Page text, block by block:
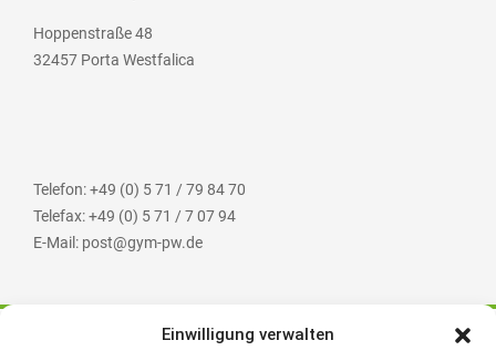
Einwilligung verwalten
Hoppenstraße 48
32457 Porta Westfalica
Telefon: +49 (0) 5 71 / 79 84 70
Telefax: +49 (0) 5 71 / 7 07 94
E-Mail: post@gym-pw.de
© 2026 Städtisches Gymnasium Porta Westfalica